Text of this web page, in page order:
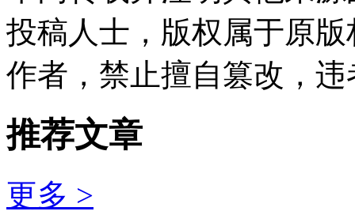
投稿人士，版权属于原
作者，禁止擅自篡改，
推荐文章
更多 >